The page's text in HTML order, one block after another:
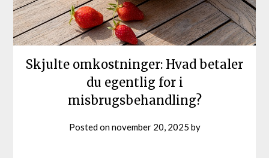
Skjulte omkostninger: Hvad betaler
du egentlig for i
misbrugsbehandling?
Posted onnovember 20, 2025 by